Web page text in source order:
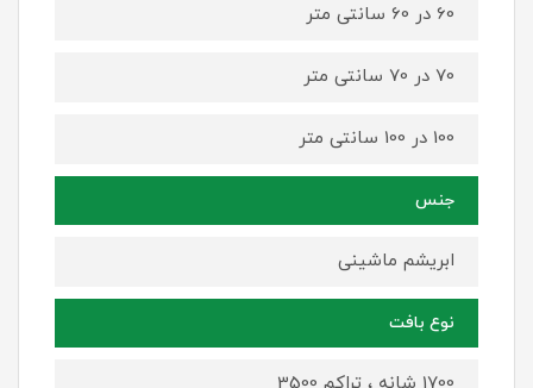
60 در 60 سانتی متر
70 در 70 سانتی متر
100 در 100 سانتی متر
جنس
ابریشم ماشینی
نوع بافت